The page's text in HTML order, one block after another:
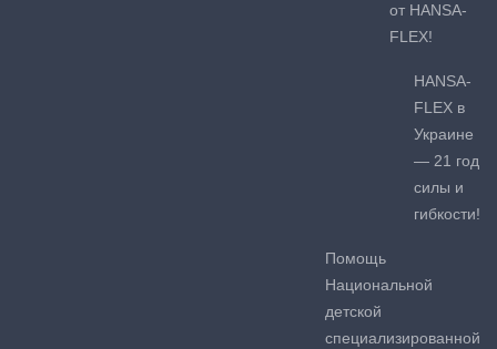
от HANSA-
FLEX!
HANSA-
FLEX в
Украине
— 21 год
силы и
гибкости!
Помощь
Национальной
детской
специализированной